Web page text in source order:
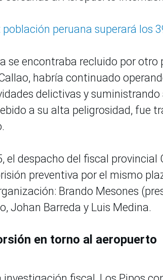
población peruana superará los
se encontraba recluido por
habría continuado
delictivas y suministrando
a su alta peligrosidad, fue
el despacho del fiscal
preventiva por el mismo
Brando Mesones
Johan Barreda y Luis Medina.
en torno al aeropuerto